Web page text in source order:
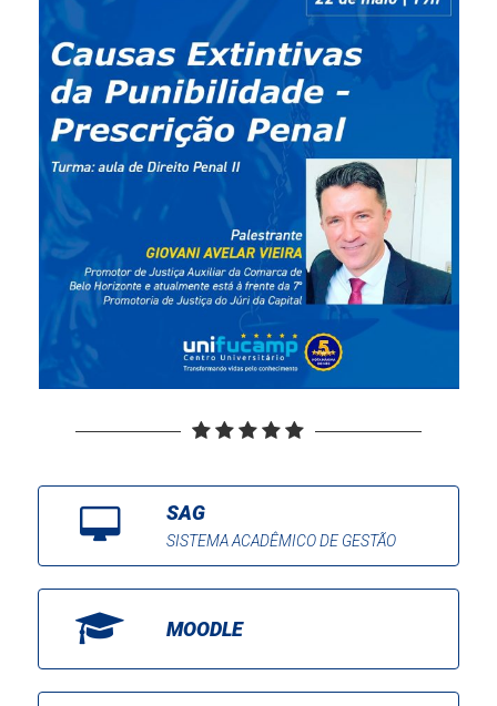
SAG
SISTEMA ACADÊMICO DE GESTÃO
MOODLE